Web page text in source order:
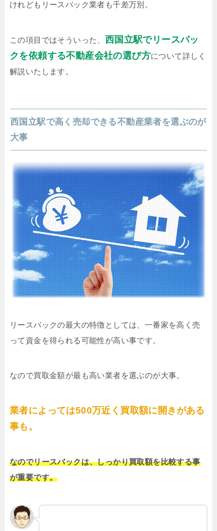
けれどもリースバック業者も千差万別。
この項目ではそういった、 西国立駅でリースバッ
クを依頼する不動産会社の選び方について詳しく
解説いたします。
西国立駅で高く売却できる不動産業者を選ぶのが
大事
リースバックの最大の特徴としては、一番家を高く売
って資金を得られる可能性が高い事です。
なので買取金額が最も高い業者を選ぶのが大事。
業者によっては500万近く買取額に開きがある
事も。
なのでリースバックは、しっかり買取額を比較する事
が重要です。